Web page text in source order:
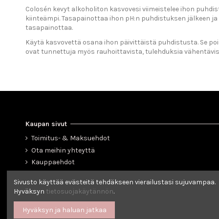
Colosén kevyt alkoholiton kasvovesi viimeistelee ihon
kiinteämpi. Tasapainottaa ihon pH:n puhdistuksen jälkeen
tasapainottaa.
Käytä kasvovettä osana ihon päivittäistä puhdistusta. Se
ovat tunnettuja myös rauhoittavista, tulehduksia
Kaupan sivut
Toimitus- & Maksuehdot
Ota meihin yhteyttä
Kauppaehdot
Yritystiedot
Sivusto käyttää evästeitä tehdäkseen vierailustasi sujuvampaa.
Hyväksyn tietosuojakäytännön.
Hyväksyn ja haluan jatkaa